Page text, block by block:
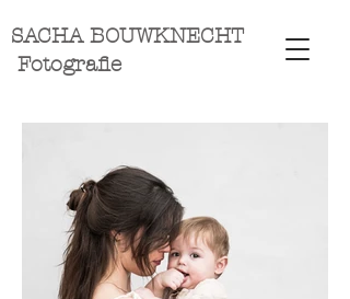
SACHA BOUWKNECHT
Fotografie